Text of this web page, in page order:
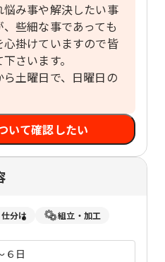
み事や解決したい事
些細な事であっても
掛けていますので皆
さいます。
土曜日で、日曜日の
いて確認したい
分け 組立・加工
６日